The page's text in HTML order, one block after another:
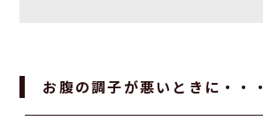
お腹の調子が悪いときに・・・